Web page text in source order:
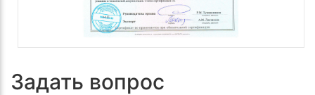
Задать вопрос